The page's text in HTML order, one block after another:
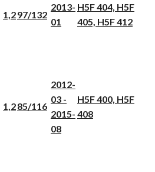
1,297/132
2013-
01
H5F 404, H5F
405, H5F 412
1,285/116
2012-
03 -
2015-
08
H5F 400, H5F
408